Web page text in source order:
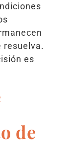
resuelva.
es
de